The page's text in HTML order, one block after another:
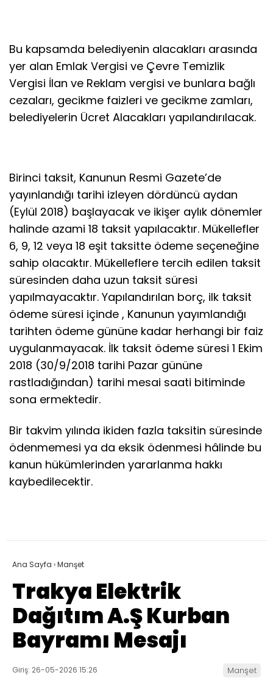
Bu kapsamda belediyenin alacakları arasında
yer alan Emlak Vergisi ve Çevre Temizlik
Vergisi İlan ve Reklam vergisi ve bunlara bağlı
cezaları, gecikme faizleri ve gecikme zamları,
belediyelerin Ücret Alacakları yapılandırılacak.
Birinci taksit, Kanunun Resmi Gazete’de
yayınlandığı tarihi izleyen dördüncü aydan
(Eylül 2018) başlayacak ve ikişer aylık dönemler
halinde azami 18 taksit yapılacaktır. Mükellefler
6, 9, 12 veya 18 eşit taksitte ödeme seçeneğine
sahip olacaktır. Mükelleflere tercih edilen taksit
süresinden daha uzun taksit süresi
yapılmayacaktır. Yapılandırılan borç, ilk taksit
ödeme süresi içinde , Kanunun yayımlandığı
tarihten ödeme gününe kadar herhangi bir faiz
uygulanmayacak. İlk taksit ödeme süresi 1 Ekim
2018 (30/9/2018 tarihi Pazar gününe
rastladığından) tarihi mesai saati bitiminde
sona ermektedir.
Bir takvim yılında ikiden fazla taksitin süresinde
ödenmemesi ya da eksik ödenmesi hâlinde bu
kanun hükümlerinden yararlanma hakkı
kaybedilecektir.
Ana Sayfa ›Manşet
Trakya Elektrik
Dağıtım A.Ş Kurban
Bayramı Mesajı
Giriş: 26-05-2026 15:26 Manşet